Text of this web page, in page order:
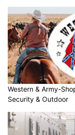
Western & Army-
Security & Outdoor